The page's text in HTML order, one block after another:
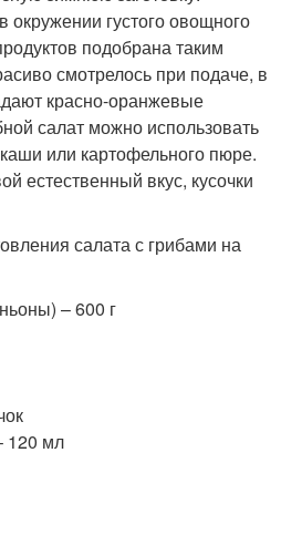
окружении густого овощного
подобрана таким
смотрелось при подаче, в
красно-оранжевые
салат можно использовать
или картофельного пюре.
естественный вкус, кусочки
салата с грибами на
– 600 г
120 мл